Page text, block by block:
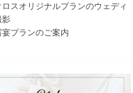
ロスオリジナルプランのウェディ
影
プランのご案内